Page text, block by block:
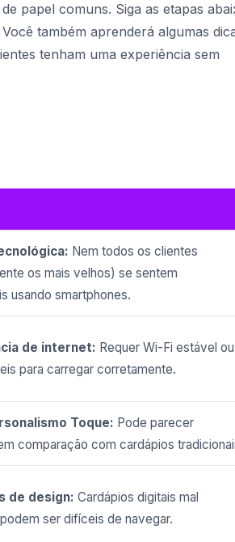
papel comuns. Siga as etapas
também aprenderá algumas
tenham uma experiência sem
Nem todos os clientes
os mais velhos) se sentem
​​usando smartphones.
de internet: Requer Wi-Fi estável ou
para carregar corretamente.
Toque: Pode parecer
comparação com cardápios
de design: Cardápios digitais mal
ser difíceis de navegar.